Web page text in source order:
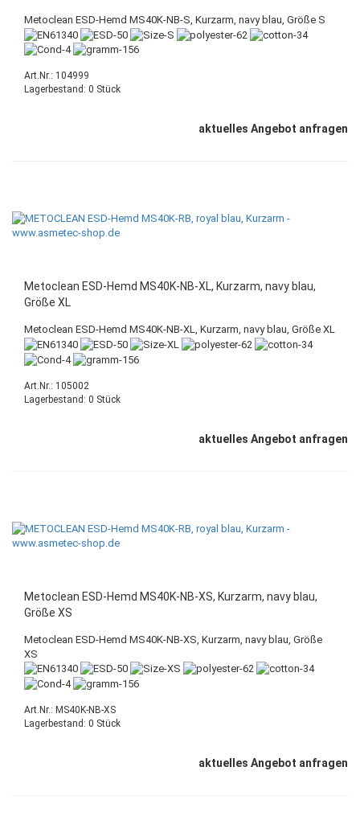
Metoclean ESD-Hemd MS40K-NB-S, Kurzarm, navy blau, Größe S
Art.Nr.: 104999
Lagerbestand: 0 Stück
aktuelles Angebot anfragen
Metoclean ESD-Hemd MS40K-NB-XL, Kurzarm, navy blau,
Größe XL
Metoclean ESD-Hemd MS40K-NB-XL, Kurzarm, navy blau, Größe XL
Art.Nr.: 105002
Lagerbestand: 0 Stück
aktuelles Angebot anfragen
Metoclean ESD-Hemd MS40K-NB-XS, Kurzarm, navy blau,
Größe XS
Metoclean ESD-Hemd MS40K-NB-XS, Kurzarm, navy blau, Größe
XS
Art.Nr.: MS40K-NB-XS
Lagerbestand: 0 Stück
aktuelles Angebot anfragen